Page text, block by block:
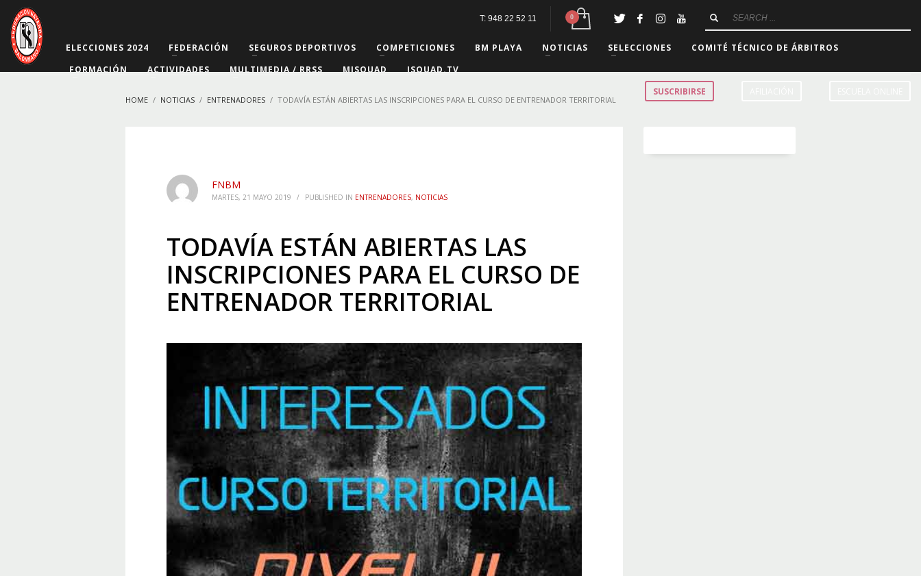
T: 948 22 52 11
ELECCIONES 2024 FEDERACIÓN SEGUROS DEPORTIVOS COMPETICIONES BM PLAYA NOTICIAS SELECCIONES
COMITÉ TÉCNICO DE ÁRBITROS
FORMACIÓN
ACTIVIDADES MULTIMEDIA / RRSS MISQUAD
ISQUAD.TV
SUSCRIBIRSE
HOME NOTICIAS ENTRENADORES TODAVÍA ESTÁN ABIERTAS LAS INSCRIPCIONES PARA EL CURSO DE ENTRENADOR TERRITORIAL
FNBM
MARTES, 21 MAYO 2019 / PUBLISHED IN ENTRENADORES, NOTICIAS
TODAVÍA ESTÁN ABIERTAS LAS
INSCRIPCIONES PARA EL CURSO DE
ENTRENADOR TERRITORIAL